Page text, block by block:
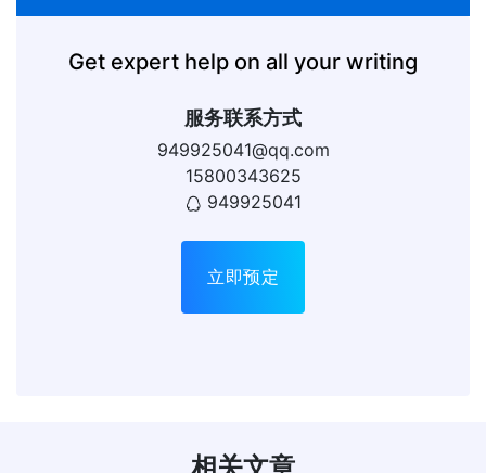
Get expert help on all your writing
服务联系方式
949925041@qq.com
15800343625
949925041
立即预定